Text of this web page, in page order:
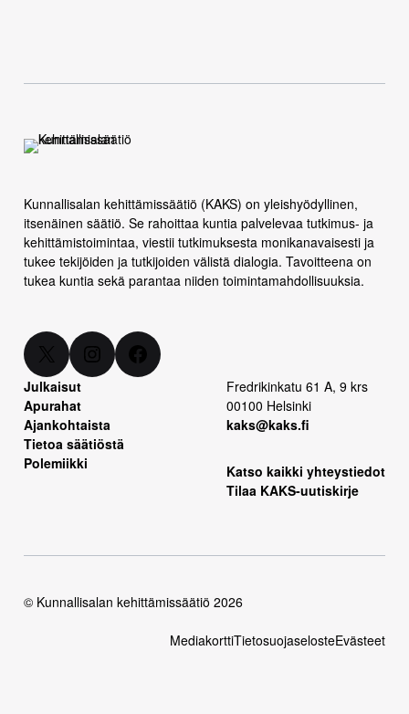
Kunnallisalan kehittämissäätiö (KAKS) on yleishyödyllinen,
itsenäinen säätiö. Se rahoittaa kuntia palvelevaa tutkimus- ja
kehittämistoimintaa, viestii tutkimuksesta monikanavaisesti ja
tukee tekijöiden ja tutkijoiden välistä dialogia. Tavoitteena on
tukea kuntia sekä parantaa niiden toimintamahdollisuuksia.
X Instagram Facebook
Julkaisut
Apurahat
Ajankohtaista
Tietoa säätiöstä
Polemiikki
Fredrikinkatu 61 A, 9 krs
00100 Helsinki
kaks@kaks.fi
Katso kaikki yhteystiedot
Tilaa KAKS-uutiskirje
© Kunnallisalan kehittämissäätiö 2026
MediakorttiTietosuojaselosteEvästeet